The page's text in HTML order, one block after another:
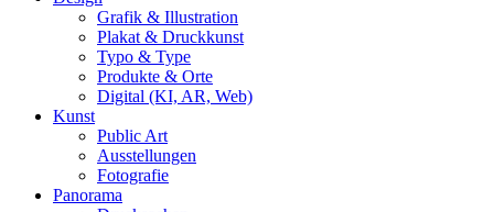
Grafik & Illustration
Plakat & Druckkunst
Typo & Type
Produkte & Orte
Digital (KI, AR, Web)
Kunst
Public Art
Ausstellungen
Fotografie
Panorama